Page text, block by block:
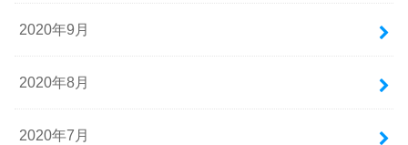
2020年9月
2020年8月
2020年7月